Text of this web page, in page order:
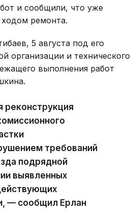
и сообщили, что уже
ремонта.
5 августа под его
организации и технического
выполнения работ
реконструкция
требований
подрядной
выявленных
— сообщил Ерлан